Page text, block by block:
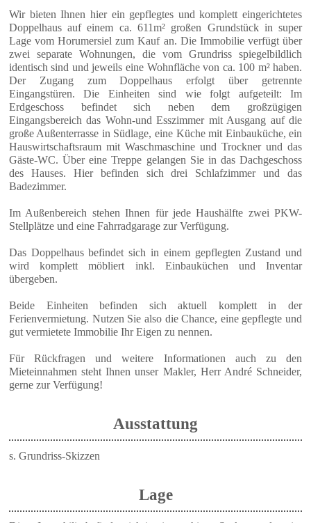
Wir bieten Ihnen hier ein gepflegtes und komplett eingerichtetes
Doppelhaus auf einem ca. 611m² großen Grundstück in super
Lage vom Horumersiel zum Kauf an. Die Immobilie verfügt über
zwei separate Wohnungen, die vom Grundriss spiegelbildlich
identisch sind und jeweils eine Wohnfläche von ca. 100 m² haben.
Der Zugang zum Doppelhaus erfolgt über getrennte
Eingangstüren. Die Einheiten sind wie folgt aufgeteilt: Im
Erdgeschoss befindet sich neben dem großzügigen
Eingangsbereich das Wohn-und Esszimmer mit Ausgang auf die
große Außenterrasse in Südlage, eine Küche mit Einbauküche, ein
Hauswirtschaftsraum mit Waschmaschine und Trockner und das
Gäste-WC. Über eine Treppe gelangen Sie in das Dachgeschoss
des Hauses. Hier befinden sich drei Schlafzimmer und das
Badezimmer.
Im Außenbereich stehen Ihnen für jede Haushälfte zwei PKW-
Stellplätze und eine Fahrradgarage zur Verfügung.
Das Doppelhaus befindet sich in einem gepflegten Zustand und
wird komplett möbliert inkl. Einbauküchen und Inventar
übergeben.
Beide Einheiten befinden sich aktuell komplett in der
Ferienvermietung. Nutzen Sie also die Chance, eine gepflegte und
gut vermietete Immobilie Ihr Eigen zu nennen.
Für Rückfragen und weitere Informationen auch zu den
Mieteinnahmen steht Ihnen unser Makler, Herr André Schneider,
gerne zur Verfügung!
Ausstattung
s. Grundriss-Skizzen
Lage